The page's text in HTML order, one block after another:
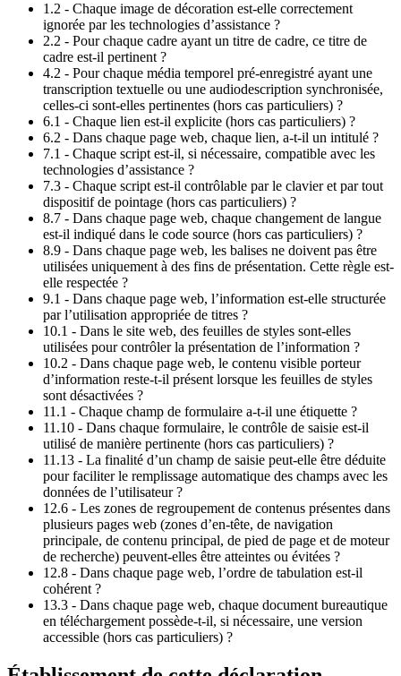
1.2 - Chaque image de décoration est-elle correctement
ignorée par les technologies d’assistance ?
2.2 - Pour chaque cadre ayant un titre de cadre, ce titre de
cadre est-il pertinent ?
4.2 - Pour chaque média temporel pré-enregistré ayant une
transcription textuelle ou une audiodescription synchronisée,
celles-ci sont-elles pertinentes (hors cas particuliers) ?
6.1 - Chaque lien est-il explicite (hors cas particuliers) ?
6.2 - Dans chaque page web, chaque lien, a-t-il un intitulé ?
7.1 - Chaque script est-il, si nécessaire, compatible avec les
technologies d’assistance ?
7.3 - Chaque script est-il contrôlable par le clavier et par tout
dispositif de pointage (hors cas particuliers) ?
8.7 - Dans chaque page web, chaque changement de langue
est-il indiqué dans le code source (hors cas particuliers) ?
8.9 - Dans chaque page web, les balises ne doivent pas être
utilisées uniquement à des fins de présentation. Cette règle est-
elle respectée ?
9.1 - Dans chaque page web, l’information est-elle structurée
par l’utilisation appropriée de titres ?
10.1 - Dans le site web, des feuilles de styles sont-elles
utilisées pour contrôler la présentation de l’information ?
10.2 - Dans chaque page web, le contenu visible porteur
d’information reste-t-il présent lorsque les feuilles de styles
sont désactivées ?
11.1 - Chaque champ de formulaire a-t-il une étiquette ?
11.10 - Dans chaque formulaire, le contrôle de saisie est-il
utilisé de manière pertinente (hors cas particuliers) ?
11.13 - La finalité d’un champ de saisie peut-elle être déduite
pour faciliter le remplissage automatique des champs avec les
données de l’utilisateur ?
12.6 - Les zones de regroupement de contenus présentes dans
plusieurs pages web (zones d’en-tête, de navigation
principale, de contenu principal, de pied de page et de moteur
de recherche) peuvent-elles être atteintes ou évitées ?
12.8 - Dans chaque page web, l’ordre de tabulation est-il
cohérent ?
13.3 - Dans chaque page web, chaque document bureautique
en téléchargement possède-t-il, si nécessaire, une version
accessible (hors cas particuliers) ?